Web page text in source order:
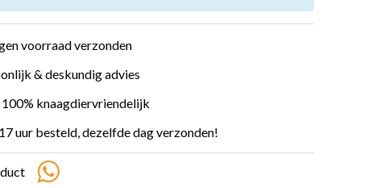
voorraad verzonden
& deskundig advies
knaagdiervriendelijk
uur besteld, dezelfde dag verzonden!